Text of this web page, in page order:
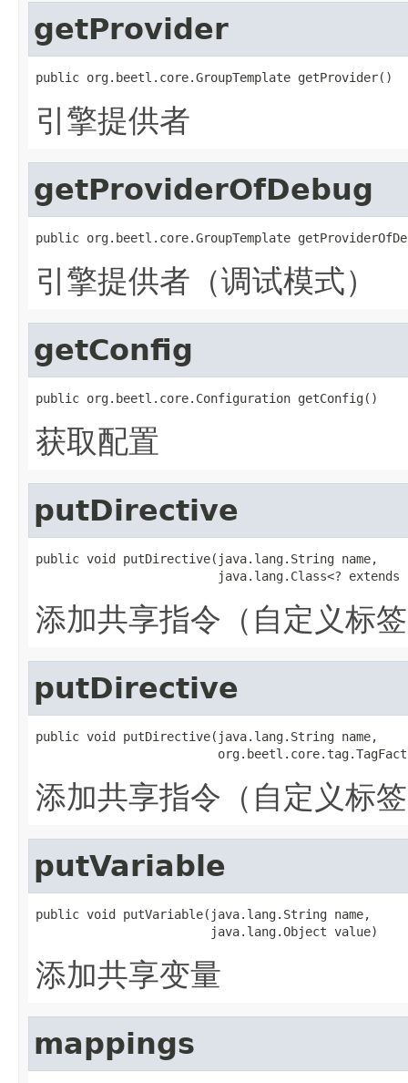
getProvider
public org.beetl.core.GroupTemplate getProvider()
引擎提供者
getProviderOfDebug
public org.beetl.core.GroupTemplate
引擎提供者（调试模式）
getConfig
public org.beetl.core.Configuration getConfig()
获取配置
putDirective
public void putDirective(java.lang.String name,
java.lang.Class<? extends
添加共享指令（自定义标
putDirective
public void putDirective(java.lang.String name,
添加共享指令（自定义标
putVariable
public void putVariable(java.lang.String name,
                        java.lang.Object value)
添加共享变量
mappings